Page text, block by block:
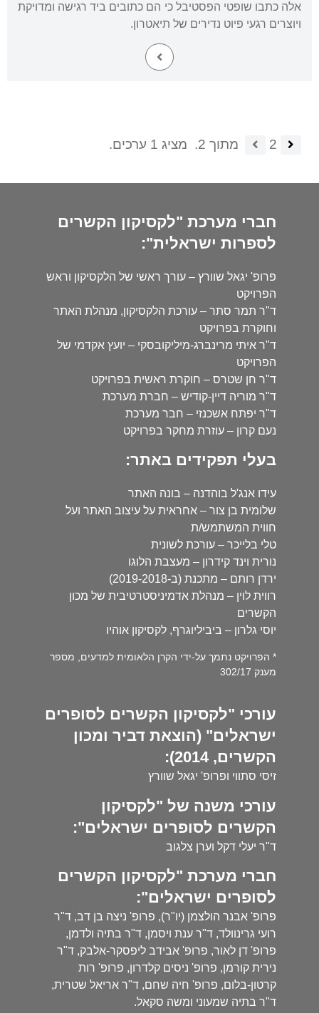
אלה כתבו שופטי הפסטיבל כי הם כתובים ביד רגישה ומדויקת
ויוצרים רגעי פיוט נדירים של תיאטרון.
2 מתוך 2. מציג 1 ערכים.
חברי מערכת "לקסיקון הקשרים
לספרות ישראלית":
פרופ' יגאל שוורץ – עורך ראשי של הלקסיקון וראש
הפרויקט
ד"ר תמר סתר – עורכת הלקסיקון, מנהלת האתר
וחוקרת בפרויקט
ד"ר איתי מרינברג-מיליקובסקי – יועץ אקדמי של
הפרויקט
ד"ר חן שטרס – חוקרת ראשית בפרויקט
ד"ר מוריה דיין-קודיש – חברת מערכת
ד"ר יפתח אשכנזי – חבר מערכת
נעם קרון – עוזרת מחקר בפרויקט
בעלי תפקידים באתר:
עידו אנג'ל בוהדנה – בונה האתר
שלומית בן צור – אחראית על עיצוב האתר ועל
חווית המשתמש/ת
טלי בלייכר – עורכת לשונית
נורית וינד קידרון – מעצבת הלוגו
ירדן רותם – מתכנת (ב-2019-2018)
רווית לוין – מנהלת אדמיניסטרטיבית של מכון
הקשרים
יוסי גלרון – ביביליוגרף, לקסיקון אוהיו
* הפרויקט נתמך על-ידי הקרן הלאומית למדעים, מספר
מענק 302/17
עורכי "לקסיקון הקשרים לסופרים
ישראלים" (הוצאת דביר ומכון
הקשרים, 2014):
זיסי סתווי ופרופ' יגאל שוורץ
עורכי משנה של "לקסיקון
הקשרים לסופרים ישראלים":
ד"ר יעלי דקל וערן צלגוב
חברי מערכת "לקסיקון הקשרים
לסופרים ישראלים":
פרופ' אבנר הולצמן (יו"ר), פרופ' ניצה בן דב, ד"ר
רועי גרינוולד, ד"ר ענת ויסמן, ד"ר בתיה ולדמן,
פרופ' דן לאור, פרופ' אבידב ליפסקר-אלבק, ד"ר
נירית קורמן, פרופ' ניסים קלדרון, פרופ' רות
קרטון-בלום, פרופ' חיה שחם, ד"ר אריאל שטרית,
ד"ר בתיה שמעוני ומשה סקאל.